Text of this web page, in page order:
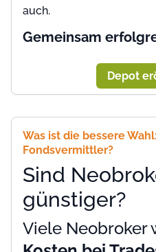
auch.
Gemeinsam
Depot
Was ist die bessere
Fondsvermittler?
Sind
günstiger?
Viele Neobroker